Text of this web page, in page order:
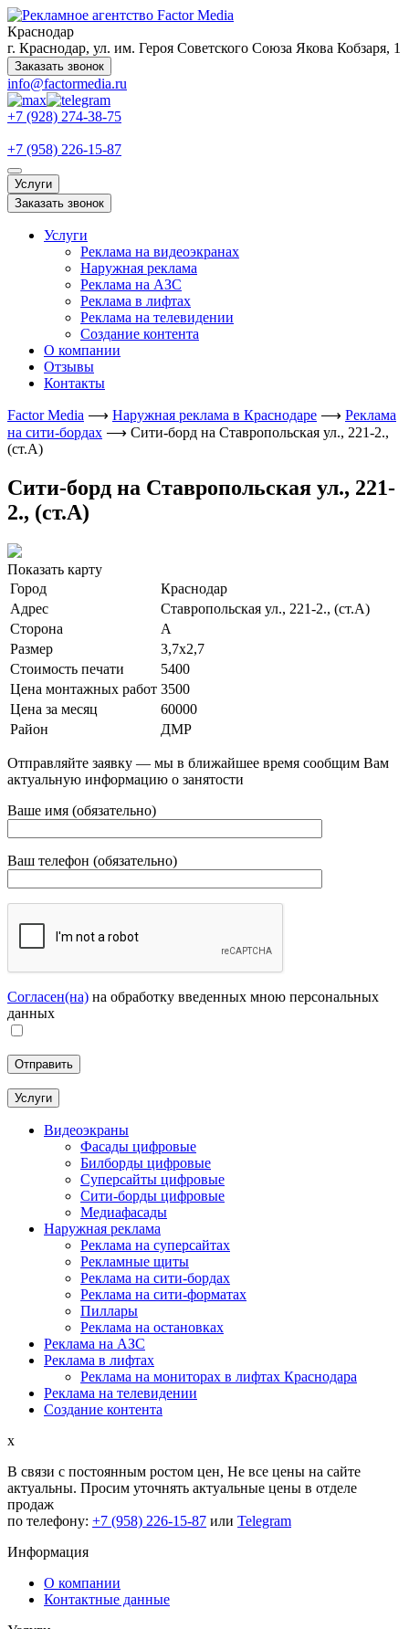
Краснодар
г. Краснодар, ул. им. Героя Советского Союза Якова Кобзаря, 1
Заказать звонок
info@factormedia.ru
+7 (928) 274-38-75
+7 (958) 226-15-87
Услуги
Заказать звонок
Услуги
Реклама на видеоэкранах
Наружная реклама
Реклама на АЗС
Реклама в лифтах
Реклама на телевидении
Создание контента
О компании
Отзывы
Контакты
Factor Media ⟶ Наружная реклама в Краснодаре ⟶ Реклама
на сити-бордах ⟶ Сити-борд на Ставропольская ул., 221-2.,
(ст.А)
Сити-борд на Ставропольская ул., 221-
2., (ст.А)
Показать карту
Город
Краснодар
Адрес
Ставропольская ул., 221-2., (ст.А)
Сторона
А
Размер
3,7х2,7
Стоимость печати
5400
Цена монтажных работ 3500
Цена за месяц
60000
Район
ДМР
Отправляйте заявку — мы в ближайшее время сообщим Вам
актуальную информацию о занятости
Ваше имя (обязательно)
Ваш телефон (обязательно)
Согласен(на) на обработку введенных мною персональных
данных
Услуги
Видеоэкраны
Фасады цифровые
Билборды цифровые
Суперсайты цифровые
Сити-борды цифровые
Медиафасады
Наружная реклама
Реклама на суперсайтах
Рекламные щиты
Реклама на сити-бордах
Реклама на сити-форматах
Пиллары
Реклама на остановках
Реклама на АЗС
Реклама в лифтах
Реклама на мониторах в лифтах Краснодара
Реклама на телевидении
Создание контента
x
В связи с постоянным ростом цен, Не все цены на сайте
актуальны. Просим уточнять актуальные цены в отделе
продаж
по телефону: +7 (958) 226-15-87 или Telegram
Информация
О компании
Контактные данные